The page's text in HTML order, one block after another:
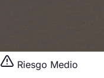
Riesgo Medio